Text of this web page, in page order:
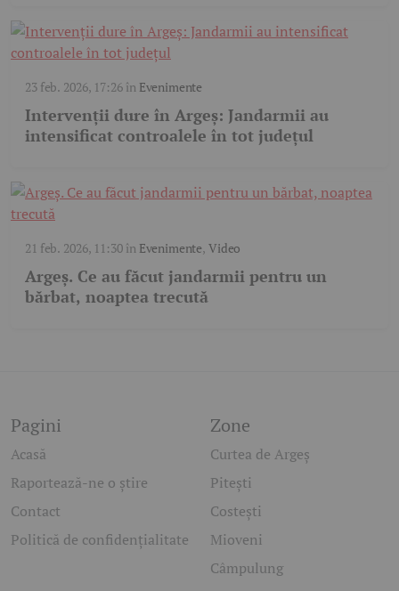
23 feb. 2026, 17:26în Evenimente
Intervenții dure în Argeș: Jandarmii au
intensificat controalele în tot județul
21 feb. 2026, 11:30în Evenimente,Video
Argeș. Ce au făcut jandarmii pentru un
bărbat, noaptea trecută
Pagini
Acasă
Raportează-ne o știre
Contact
Politică de confidențialitate
Zone
Curtea de Argeș
Pitești
Costești
Mioveni
Câmpulung